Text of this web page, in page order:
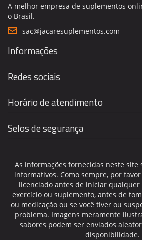
A melhor empresa de suplementos
o Brasil.
sac@jacaresuplementos.com
Informações
Redes sociais
Horário de atendimento
Selos de segurança
As informações fornecidas neste site
informativos. Como sempre, por
licenciado antes de iniciar
exercício ou suplemento, antes de
ou medicação ou se você tiver ou
problema. Imagens meramente
sabores podem ser enviados
disponibilidade.